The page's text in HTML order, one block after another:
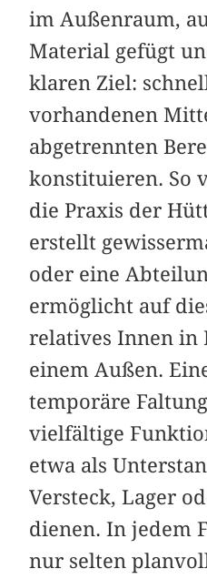
im Außenraum,
Material gefügt
klaren Ziel:
vorhandenen
abgetrennten
konstituieren. So
die Praxis der
erstellt
oder eine
ermöglicht auf
relatives Innen in
einem Außen.
temporäre
vielfältige
etwa als
Versteck, Lager
dienen. In jedem
nur selten